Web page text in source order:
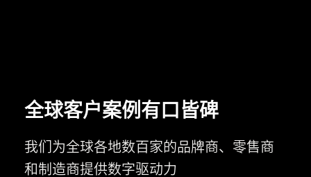
全球客户案例有口皆碑
我们为全球各地数百家的品牌商、零售商
和制造商提供数字驱动力
的
品
化